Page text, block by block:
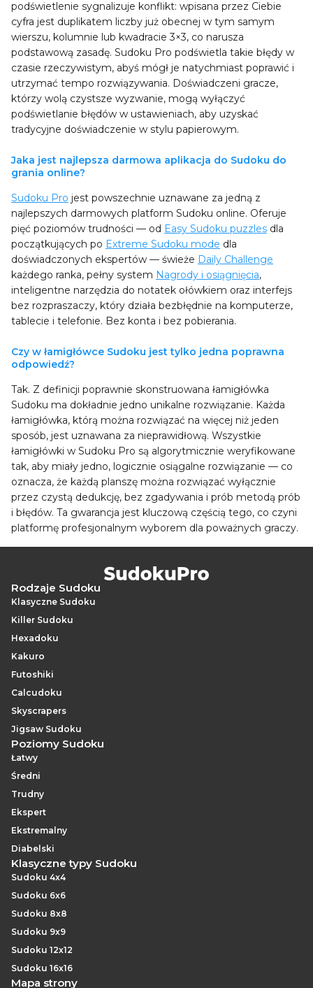
podświetlenie sygnalizuje konflikt: wpisana przez Ciebie
cyfra jest duplikatem liczby już obecnej w tym samym
wierszu, kolumnie lub kwadracie 3×3, co narusza
podstawową zasadę. Sudoku Pro podświetla takie błędy w
czasie rzeczywistym, abyś mógł je natychmiast poprawić i
utrzymać tempo rozwiązywania. Doświadczeni gracze,
którzy wolą czystsze wyzwanie, mogą wyłączyć
podświetlanie błędów w ustawieniach, aby uzyskać
tradycyjne doświadczenie w stylu papierowym.
Jaka jest najlepsza darmowa aplikacja do Sudoku do
grania online?
Sudoku Pro jest powszechnie uznawane za jedną z
najlepszych darmowych platform Sudoku online. Oferuje
pięć poziomów trudności — od Easy Sudoku puzzles dla
początkujących po Extreme Sudoku mode dla
doświadczonych ekspertów — świeże Daily Challenge
każdego ranka, pełny system Nagrody i osiągnięcia,
inteligentne narzędzia do notatek ołówkiem oraz interfejs
bez rozpraszaczy, który działa bezbłędnie na komputerze,
tablecie i telefonie. Bez konta i bez pobierania.
Czy w łamigłówce Sudoku jest tylko jedna poprawna
odpowiedź?
Tak. Z definicji poprawnie skonstruowana łamigłówka
Sudoku ma dokładnie jedno unikalne rozwiązanie. Każda
łamigłówka, którą można rozwiązać na więcej niż jeden
sposób, jest uznawana za nieprawidłową. Wszystkie
łamigłówki w Sudoku Pro są algorytmicznie weryfikowane
tak, aby miały jedno, logicznie osiągalne rozwiązanie — co
oznacza, że każdą planszę można rozwiązać wyłącznie
przez czystą dedukcję, bez zgadywania i prób metodą prób
i błędów. Ta gwarancja jest kluczową częścią tego, co czyni
platformę profesjonalnym wyborem dla poważnych graczy.
Rodzaje Sudoku
Klasyczne Sudoku
Killer Sudoku
Hexadoku
Kakuro
Futoshiki
Calcudoku
Skyscrapers
Jigsaw Sudoku
Poziomy Sudoku
Łatwy
Średni
Trudny
Ekspert
Ekstremalny
Diabelski
Klasyczne typy Sudoku
Sudoku 4x4
Sudoku 6x6
Sudoku 8x8
Sudoku 9x9
Sudoku 12x12
Sudoku 16x16
Mapa strony